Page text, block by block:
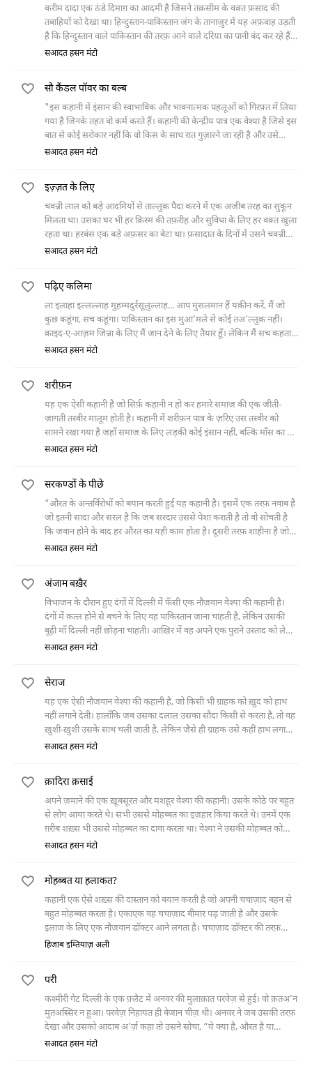
उसने जिन चार मुसलमानों की हत्या की थी उनमें एक उस लड़की का बाप भी था।
करीम दादा एक ठंडे दिमाग़ का आदमी है जिसने तक़सीम के वक़्त फ़साद की
तबाहियों को देखा था। हिन्दुस्तान-पाकिस्तान जंग के तानाज़ुर में यह अफ़वाह उड़ती
है कि हिन्दुस्तान वाले पाकिस्तान की तरफ़ आने वाले दरिया का पानी बंद कर रहे हैं।
इसी बीच उसके यहाँ एक बच्चे का जन्म होता है जिसका नाम वह यज़ीद रखता है
सआदत हसन मंटो
सौ कैंडल पॉवर का बल्ब
"इस कहानी में इंसान की स्वाभाविक और भावनात्मक पहलूओं को गिरफ़्त में लिया
गया है जिनके तहत वो कर्म करते हैं। कहानी की केन्द्रीय पात्र एक वेश्या है जिसे इस
बात से कोई सरोकार नहीं कि वो किस के साथ रात गुज़ारने जा रही है और उसे
कितना मुआवज़ा मिलेगा बल्कि वो दलाल के इशारे पर कर्म करने और किसी तरह
है।"
सआदत हसन मंटो
इज़्ज़त के लिए
चवन्नी लाल को बड़े आदमियों से ताल्लुक़ पैदा करने में एक अजीब तरह का सुकून
मिलता था। उसका घर भी हर क़िस्म की तफ़रीह और सुविधा के लिए हर वक़्त खुला
रहता था। हरबंस एक बड़े अफ़सर का बेटा था। फ़सादात के दिनों में उसने चवन्नी
लाल की बहन रूपा का बलात्कार किया था, जब खू़न बहना बंद नहीं हुआ तो उसने
इज़्ज़त बचाई जाए। उसके बरअक्स हरबंस पर जूनून तारी हो जाता है और वह
चवन्नी लाल को गोली मार देता है। अख़बारों में ख़बर छपती है कि चवन्नी लाल ने
अपनी बहन से मुंह काला करने के बाद खुद्कुशी कर ली।
सआदत हसन मंटो
पढ़िए कलिमा
ला इलाहा इल्लल्लाह मुहम्मदुर्रसूलुल्लाह... आप मुसलमान हैं यक़ीन करें, मैं जो
कुछ कहूंगा, सच कहूंगा। पाकिस्तान का इस मुआ’मले से कोई तअ’ल्लुक़ नहीं।
क़ाइद-ए-आज़म जिन्ना के लिए मैं जान देने के लिए तैयार हूँ। लेकिन मैं सच कहता हूँ
इस मुआ’मले से पाकिस्तान
सआदत हसन मंटो
शरीफ़न
यह एक ऐसी कहानी है जो सिर्फ़ कहानी न हो कर हमारे समाज की एक जीती-
जागती तस्वीर मालूम होती है। कहानी में शरीफ़न पात्र के ज़रिए उस तस्वीर को
सामने रखा गया है जहाँ समाज के लिए लड़की कोई इंसान नहीं, बल्कि माँस का वह
लोथड़ा होती है, जिससे शरीफ़ज़ादे अपनी हवस को शांत करते हैं।
सआदत हसन मंटो
सरकण्डों के पीछे
"औरत के अन्तर्विरोधों को बयान करती हुई यह कहानी है। इसमें एक तरफ़ नवाब है
जो इतनी सादा और सरल है कि जब सरदार उससे पेशा कराती है तो वो सोचती है
कि जवान होने के बाद हर औरत का यही काम होता है। दूसरी तरफ़ शाहीना है जो
नवाब का क़त्ल करके उसका गोश्त पका डालती है, सिर्फ़ इस आधार पर कि हैबत
सआदत हसन मंटो
अंजाम बख़ैर
विभाजन के दौरान हुए दंगों में दिल्ली में फँसी एक नौजवान वेश्या की कहानी है।
दंगों में क़त्ल होने से बचने के लिए वह पाकिस्तान जाना चाहती है, लेकिन उसकी
बूढ़ी माँ दिल्ली नहीं छोड़ना चाहती। आख़िर में वह अपने एक पुराने उस्ताद को लेकर
चुपचाप पाकिस्तान चली जाती है। वहाँ पहुँचकर वह शराफ़त की ज़िंदगी गुज़ारना
पता चलता है तो वह अपने घुँघरू उठाकर वापस अपने उस्ताद के पास चली जाती
है।
सआदत हसन मंटो
सेराज
यह एक ऐसी नौजवान वेश्या की कहानी है, जो किसी भी ग्राहक को ख़ुद को हाथ
नहीं लगाने देती। हालाँकि जब उसका दलाल उसका सौदा किसी से करता है, तो वह
ख़ुशी-ख़ुशी उसके साथ चली जाती है, लेकिन जैसे ही ग्राहक उसे कहीं हाथ लगाता
है कि अचानक वह उससे झगड़ने लगती है। दलाल उसकी इस हरकत से बहुत
उस नौजवान से मिलती है, जो उसे घर से भगाकर एक सराय में अकेला छोड़ गया
था।
सआदत हसन मंटो
क़ादिरा क़साई
अपने ज़माने की एक ख़ूबसूरत और मशहूर वेश्या की कहानी। उसके कोठे पर बहुत
से लोग आया करते थे। सभी उससे मोहब्बत का इज़हार किया करते थे। उनमें एक
ग़रीब शख़्स भी उससे मोहब्बत का दावा करता था। वेश्या ने उसकी मोहब्बत को
ठुकरा दिया। वेश्या के यहाँ एक बेटी हुई। वह भी बहुत ख़ूबसूरत थी। जिन दिनों
जमाया। जल्द ही उसके कई चाहने वाले निकल आए। वह जिस शख़्स को अपना
दिल दे बैठी थी वह एक क़ादिरा कसाई था, जिसे उसकी मोहब्बत की कोई ज़रूरत
नहीं थी।
सआदत हसन मंटो
मोहब्बत या हलाकत?
कहानी एक ऐसे शख़्स की दास्तान को बयान करती है जो अपनी चचाज़ाद बहन से
बहुत मोहब्बत करता है। एकाएक वह चचाज़ाद बीमार पड़ जाती है और उसके
इलाज के लिए एक नौजवान डॉक्टर आने लगता है। चचाज़ाद डॉक्टर की तरफ़
मुतवज्जा होने लगती है और वह उसी से शादी करने का फै़सला कर लेती है। उसके
हिजाब इम्तियाज़ अली
परी
कश्मीरी गेट दिल्ली के एक फ़्लैट में अनवर की मुलाक़ात परवेज़ से हुई। वो क़तअ’न
मुतअस्सिर न हुआ। परवेज़ निहायत ही बेजान चीज़ थी। अनवर ने जब उसकी तरफ़
देखा और उसको आदाब अ’र्ज़ कहा तो उसने सोचा, “ये क्या है, औरत है या
मूली?” परवेज़ इतनी सफ़ेद थी कि उसकी सफ़ेदी
सआदत हसन मंटो